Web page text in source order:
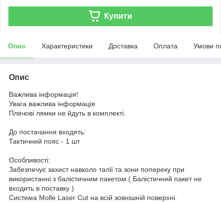
Купити
Опис Характеристики Доставка Оплата Умови
Опис
Важлива інформація!
Увага важлива інформація
Плечові лямки не йдуть в комплекті.
До постачання входять:
Тактичний пояс - 1 шт
Особливості:
Забезпечує захист навколо талії та зони попереку при
використанні з балістичним пакетом.( Балістичний пакет не
входить в поставку )
Система Molle Laser Cut на всій зовнішній поверхні.